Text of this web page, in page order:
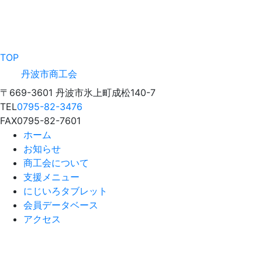
TOP
丹波市商工会
〒669-3601 丹波市氷上町成松140-7
TEL0795-82-3476
FAX0795-82-7601
ホーム
お知らせ
商工会について
支援メニュー
にじいろタブレット
会員データベース
アクセス